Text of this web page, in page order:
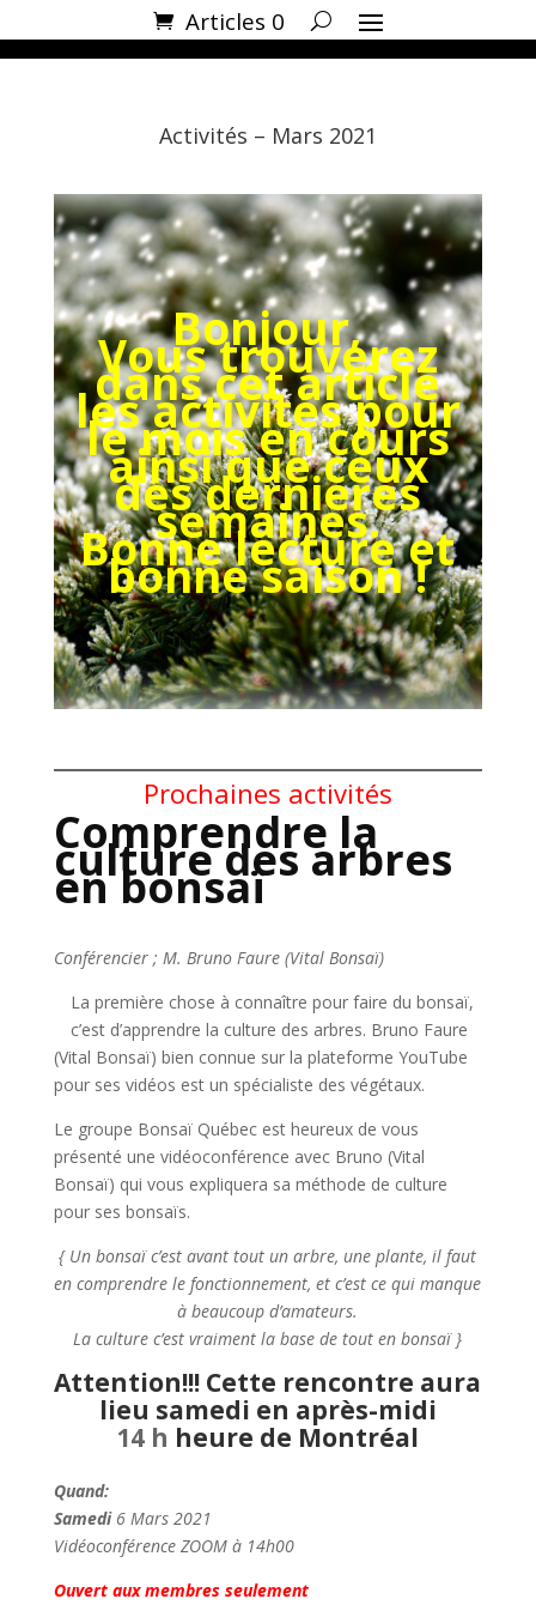
Articles 0
Activités – Mars 2021
Bonjour,
Vous trouverez
dans cet article
les activités pour
le mois en cours
ainsi que ceux
des dernières
semaines.
Bonne lecture et
bonne saison !
Prochaines activités
Comprendre la
culture des arbres
en bonsaï
Conférencier ; M. Bruno Faure (Vital Bonsaï)
La première chose à connaître pour faire du bonsaï,
c’est d’apprendre la culture des arbres. Bruno Faure
(Vital Bonsaï) bien connue sur la plateforme YouTube
pour ses vidéos est un spécialiste des végétaux.
Le groupe Bonsaï Québec est heureux de vous
présenté une vidéoconférence avec Bruno (Vital
Bonsaï) qui vous expliquera sa méthode de culture
pour ses bonsaïs.
{ Un bonsaï c’est avant tout un arbre, une plante, il faut
en comprendre le fonctionnement, et c’est ce qui manque
à beaucoup d’amateurs.
La culture c’est vraiment la base de tout en bonsaï }
Attention!!! Cette rencontre aura
lieu samedi en après-midi
14 h heure de Montréal
Quand:
Samedi 6 Mars 2021
Vidéoconférence ZOOM à 14h00
Ouvert aux membres seulement